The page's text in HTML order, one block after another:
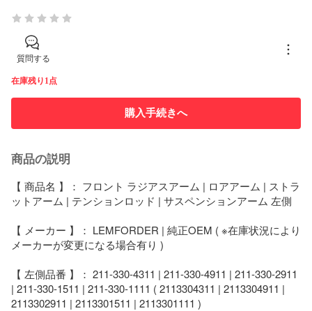
質問する
在庫残り1点
購入手続きへ
商品の説明
【 商品名 】： フロント ラジアスアーム | ロアアーム | ストラ
ットアーム | テンションロッド | サスペンションアーム 左側
【 メーカー 】： LEMFORDER | 純正OEM ( ※在庫状況により
メーカーが変更になる場合有り )
【 左側品番 】： 211-330-4311 | 211-330-4911 | 211-330-2911
| 211-330-1511 | 211-330-1111 ( 2113304311 | 2113304911 |
2113302911 | 2113301511 | 2113301111 )